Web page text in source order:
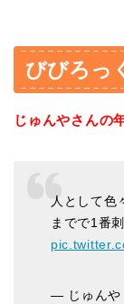
びびろっ
じゅんやさんの
人として色
までで1番
— じゅんや